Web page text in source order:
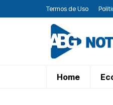
Termos de Uso
Home